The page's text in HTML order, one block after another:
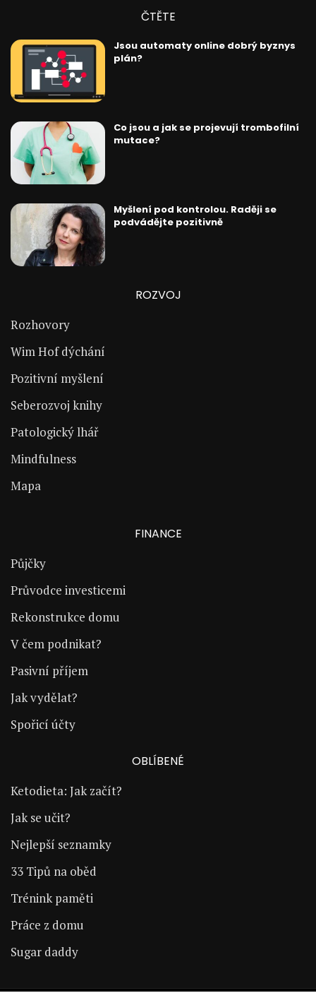
ČTĚTE
Jsou automaty online dobrý byznys
plán?
Co jsou a jak se projevují trombofilní
mutace?
Myšlení pod kontrolou. Raději se
podvádějte pozitivně
ROZVOJ
Rozhovory
Wim Hof dýchání
Pozitivní myšlení
Seberozvoj knihy
Patologický lhář
Mindfulness
Mapa
FINANCE
Půjčky
Průvodce investicemi
Rekonstrukce domu
V čem podnikat?
Pasivní příjem
Jak vydělat?
Spořicí účty
OBLÍBENÉ
Ketodieta: Jak začít?
Jak se učit?
Nejlepší seznamky
33 Tipů na oběd
Trénink paměti
Práce z domu
Sugar daddy